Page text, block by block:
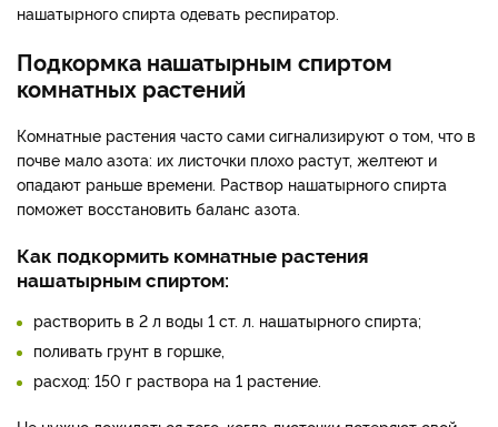
нашатырного спирта одевать респиратор.
Подкормка нашатырным спиртом
комнатных растений
Комнатные растения часто сами сигнализируют о том, что в
почве мало азота: их листочки плохо растут, желтеют и
опадают раньше времени. Раствор нашатырного спирта
поможет восстановить баланс азота.
Как подкормить комнатные растения
нашатырным спиртом:
растворить в 2 л воды 1 ст. л. нашатырного спирта;
поливать грунт в горшке,
расход: 150 г раствора на 1 растение.